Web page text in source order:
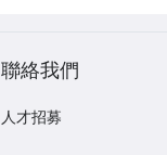
聯絡我們
人才招募